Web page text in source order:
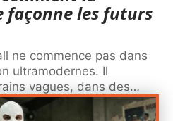
les futurs
ne commence pas dans
ultramodernes. Il
vagues, dans des…